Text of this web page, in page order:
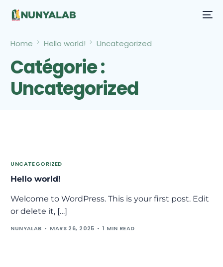
Home Hello world! Uncategorized
Catégorie :
Uncategorized
UNCATEGORIZED
Hello world!
Welcome to WordPress. This is your first post. Edit
or delete it, […]
NUNYALAB MARS 26, 2025 1 MIN READ